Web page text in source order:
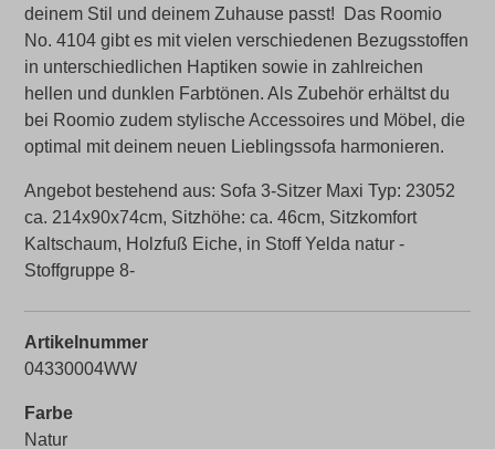
deinem Stil und deinem Zuhause passt! Das Roomio
No. 4104 gibt es mit vielen verschiedenen Bezugsstoffen
in unterschiedlichen Haptiken sowie in zahlreichen
hellen und dunklen Farbtönen. Als Zubehör erhältst du
bei Roomio zudem stylische Accessoires und Möbel, die
optimal mit deinem neuen Lieblingssofa harmonieren.
Angebot bestehend aus: Sofa 3-Sitzer Maxi Typ: 23052
ca. 214x90x74cm, Sitzhöhe: ca. 46cm, Sitzkomfort
Kaltschaum, Holzfuß Eiche, in Stoff Yelda natur -
Stoffgruppe 8-
Artikelnummer
04330004WW
Farbe
Natur